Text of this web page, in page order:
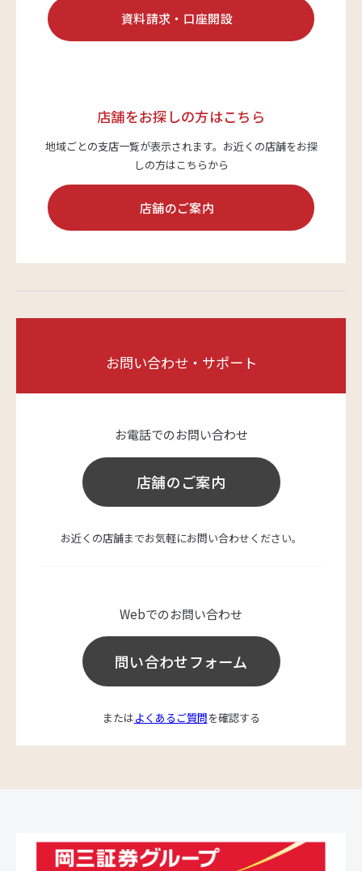
資料請求・口座開設
店舗をお探しの方はこちら
地域ごとの支店一覧が表示されます。 お近くの店舗をお探
しの方はこちらから
店舗のご案内
お問い合わせ・サポート
お電話でのお問い合わせ
店舗のご案内
お近くの店舗までお気軽にお問い合わせください。
Webでのお問い合わせ
問い合わせフォーム
またはよくあるご質問を確認する